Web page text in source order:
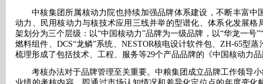
中核集团所属核动力院也持续加强品牌体系建设，不断丰富中
动力、民用核动力与核技术应用三线并举的型谱化、体系化发展格
架划分为三个层级：以“中国核动力”品牌为一级品牌，以“华龙一号
燃料组件、DCS“龙鳞”系统、NESTOR核电设计软件包、ZH-65型
梳理形成了包括技术、工程、服务等29个产品品牌的《中国核动力
考核办法对于品牌管理至关重要。中粮集团成立品牌工作领导